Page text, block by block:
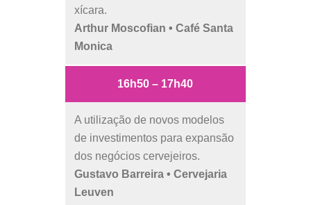
xícara.
Arthur Moscofian • Café Santa
Monica
16h50 – 17h40
A utilização de novos modelos
de investimentos para expansão
dos negócios cervejeiros.
Gustavo Barreira • Cervejaria
Leuven